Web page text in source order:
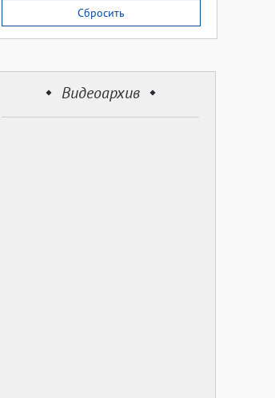
Сбросить
Видеоархив